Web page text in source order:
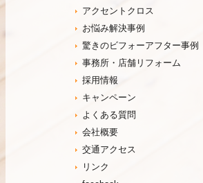
アクセントクロス
お悩み解決事例
驚きのビフォーアフター事例
事務所・店舗リフォーム
採用情報
キャンペーン
よくある質問
会社概要
交通アクセス
リンク